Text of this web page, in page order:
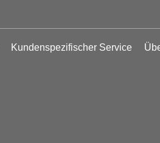
Kundenspezifischer Service